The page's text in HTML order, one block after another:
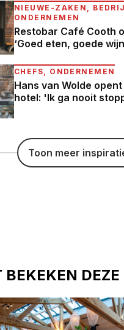
NIEUWE-ZAKEN,
ONDERNEMEN
Restobar Café Cooth
‘Goed eten, goede
CHEFS, ONDERNEMEN
Hans van Wolde
hotel: 'Ik ga nooit
Toon meer
BEKEKEN